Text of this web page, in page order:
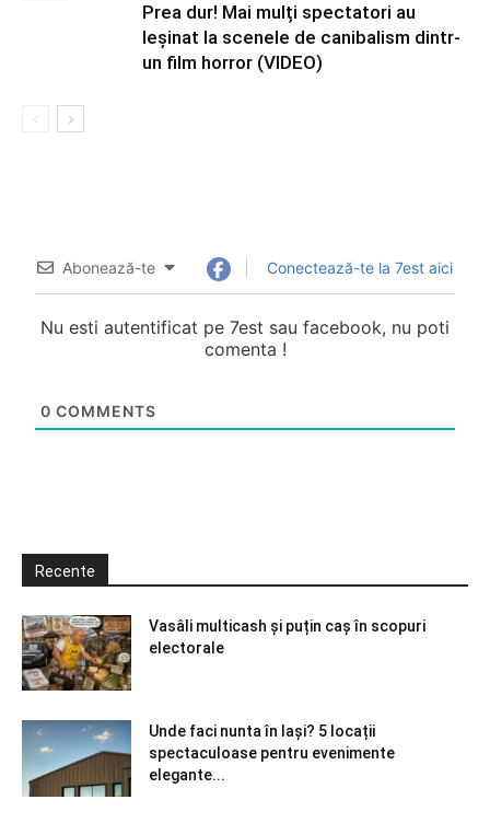
Prea dur! Mai mulți spectatori au
leșinat la scenele de canibalism dintr-
un film horror (VIDEO)
Abonează-te Conectează-te la 7est aici
Nu esti autentificat pe 7est sau facebook, nu poti
comenta !
0 COMMENTS
Recente
Vasâli multicash și puțin caș în scopuri
electorale
Unde faci nunta în Iași? 5 locații
spectaculoase pentru evenimente
elegante...